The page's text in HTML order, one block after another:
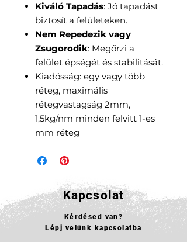
Kiváló Tapadás: Jó tapadást
biztosít a felületeken.
Nem Repedezik vagy
Zsugorodik: Megőrzi a
felület épségét és stabilitását.
Kiadósság: egy vagy több
réteg, maximális
rétegvastagság 2mm,
1,5kg/nm minden felvitt 1-es
mm réteg
Kapcsolat
Kérdésed van?
Lépj velünk kapcsolatba